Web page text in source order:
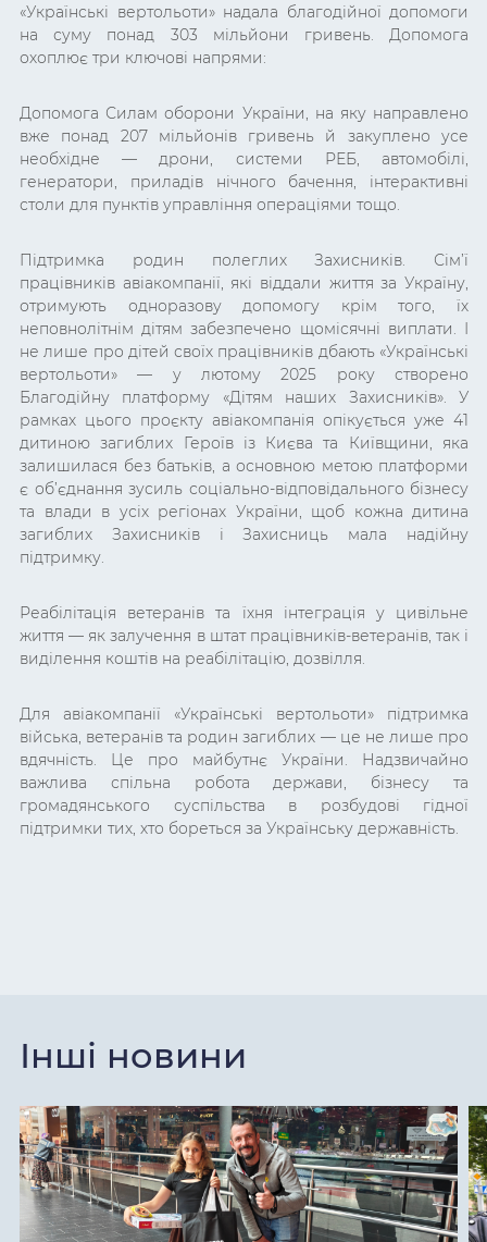
«Українські вертольоти» надала благодійної допомоги
на суму понад 303 мільйони гривень. Допомога
охоплює три ключові напрями:
Допомога Силам оборони України, на яку направлено
вже понад 207 мільйонів гривень й закуплено усе
необхідне — дрони, системи РЕБ, автомобілі,
генератори, приладів нічного бачення, інтерактивні
столи для пунктів управління операціями тощо.
Підтримка родин полеглих Захисників. Сім’ї
працівників авіакомпанії, які віддали життя за Україну,
отримують одноразову допомогу крім того, їх
неповнолітнім дітям забезпечено щомісячні виплати. І
не лише про дітей своїх працівників дбають «Українські
вертольоти» — у лютому 2025 року створено
Благодійну платформу «Дітям наших Захисників». У
рамках цього проєкту авіакомпанія опікується уже 41
дитиною загиблих Героїв із Києва та Київщини, яка
залишилася без батьків, а основною метою платформи
є об’єднання зусиль соціально-відповідального бізнесу
та влади в усіх регіонах України, щоб кожна дитина
загиблих Захисників і Захисниць мала надійну
підтримку.
Реабілітація ветеранів та їхня інтеграція у цивільне
життя — як залучення в штат працівників-ветеранів, так і
виділення коштів на реабілітацію, дозвілля.
Для авіакомпанії «Українські вертольоти» підтримка
війська, ветеранів та родин загиблих — це не лише про
вдячність. Це про майбутнє України. Надзвичайно
важлива спільна робота держави, бізнесу та
громадянського суспільства в розбудові гідної
підтримки тих, хто бореться за Українську державність.
Інші новини